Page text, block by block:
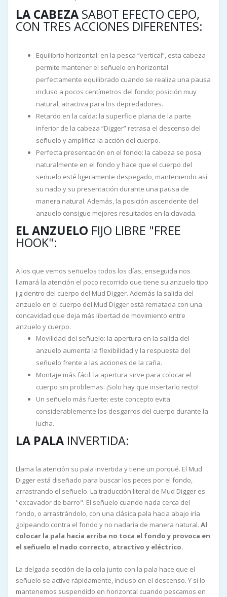
LA CABEZA SABOT EFECTO CEPO,
CON TRES ACCIONES DIFERENTES:
Equilibrio horizontal: en la pesca “vertical”, esta cabeza
permite mantener el señuelo en horizontal
perfectamente equilibrado cuando se realiza una pausa
incluso a pocos centímetros del fondo; posición muy
natural, atractiva para los depredadores.
Retardo en la caída: la superficie plana de la parte
inferior de la cabeza “Digger” retrasa el descenso del
señuelo y amplifica la acción del cuerpo.
Perfecta presentación en el fondo: la cabeza se posa
naturalmente en el fondo y hace que el cuerpo del
señuelo esté ligeramente despegado, manteniendo así
su nado y su presentación durante una pausa de
manera natural. Además, la posición ascendente del
anzuelo consigue mejores resultados en la clavada.
EL ANZUELO FIJO LIBRE "FREE
HOOK":
A los que vemos señuelos todos los días, enseguida nos
llamará la atención el poco recorrido que tiene su anzuelo tipo
jig dentro del cuerpo del Mud Digger. Además la salida del
anzuelo en el cuerpo del Mud Digger está rematada con una
concavidad que deja más libertad de movimiento entre
anzuelo y cuerpo.
Movilidad del señuelo: la apertura en la salida del
anzuelo aumenta la flexibilidad y la respuesta del
señuelo frente a las acciones de la caña.
Montaje más fácil: la apertura sirve para colocar el
cuerpo sin problemas. ¡Solo hay que insertarlo recto!
Un señuelo más fuerte: este concepto evita
considerablemente los desgarros del cuerpo durante la
lucha.
LA PALA INVERTIDA:
Llama la atención su pala invertida y tiene un porqué. El Mud
Digger está diseñado para buscar los peces por el fondo,
arrastrando el señuelo. La traducción literal de Mud Digger es
"excavador de barro". El señuelo cuando nada cerca del
fondo, o arrastrándolo, con una clásica pala hacia abajo iría
golpeando contra el fondo y no nadaría de manera natural. Al
colocar la pala hacia arriba no toca el fondo y provoca en
el señuelo el nado correcto, atractivo y eléctrico.
La delgada sección de la cola junto con la pala hace que el
señuelo se active rápidamente, incluso en el descenso. Y si lo
mantenemos suspendido en horizontal cuando pescamos en